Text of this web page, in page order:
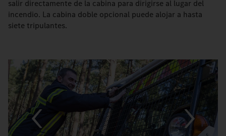
salir directamente de la cabina para dirigirse al lugar del
incendio. La cabina doble opcional puede alojar a hasta
siete tripulantes.